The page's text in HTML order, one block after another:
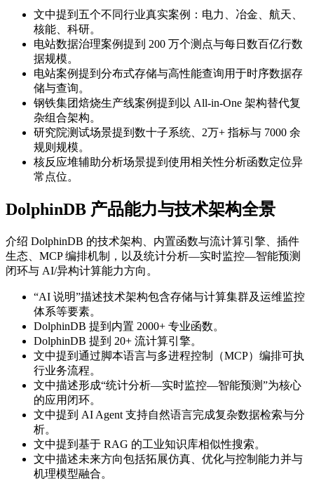
文中提到五个不同行业真实案例：电力、冶金、航天、
核能、科研。
电站数据治理案例提到 200 万个测点与每日数百亿行数
据规模。
电站案例提到分布式存储与高性能查询用于时序数据存
储与查询。
钢铁集团焙烧生产线案例提到以 All-in-One 架构替代复
杂组合架构。
研究院测试场景提到数十子系统、2万+ 指标与 7000 余
规则规模。
核反应堆辅助分析场景提到使用相关性分析函数定位异
常点位。
DolphinDB 产品能力与技术架构全景
介绍 DolphinDB 的技术架构、内置函数与流计算引擎、插件
生态、MCP 编排机制，以及统计分析—实时监控—智能预测
闭环与 AI/异构计算能力方向。
“AI 说明”描述技术架构包含存储与计算集群及运维监控
体系等要素。
DolphinDB 提到内置 2000+ 专业函数。
DolphinDB 提到 20+ 流计算引擎。
文中提到通过脚本语言与多进程控制（MCP）编排可执
行业务流程。
文中描述形成“统计分析—实时监控—智能预测”为核心
的应用闭环。
文中提到 AI Agent 支持自然语言完成复杂数据检索与分
析。
文中提到基于 RAG 的工业知识库相似性搜索。
文中描述未来方向包括拓展仿真、优化与控制能力并与
机理模型融合。